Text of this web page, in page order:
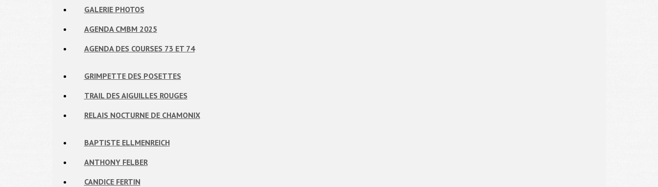
GALERIE PHOTOS
AGENDA CMBM 2025
AGENDA DES COURSES 73 ET 74
GRIMPETTE DES POSETTES
TRAIL DES AIGUILLES ROUGES
RELAIS NOCTURNE DE CHAMONIX
BAPTISTE ELLMENREICH
ANTHONY FELBER
CANDICE FERTIN